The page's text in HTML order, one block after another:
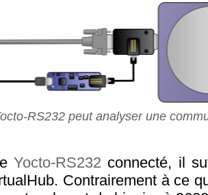
RS232 peut analyser une
Yocto-RS232 connecté, il
Contrairement à ce